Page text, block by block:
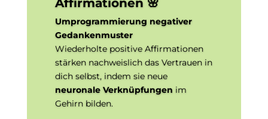
Affirmationen 🌸
Umprogrammierung negativer
Gedankenmuster
Wiederholte positive Affirmationen
stärken nachweislich das Vertrauen in
dich selbst, indem sie neue
neuronale Verknüpfungen im
Gehirn bilden.